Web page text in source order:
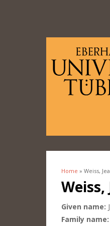
You are here
Home » Weiss,
Weiss,
Given name:
Family name: